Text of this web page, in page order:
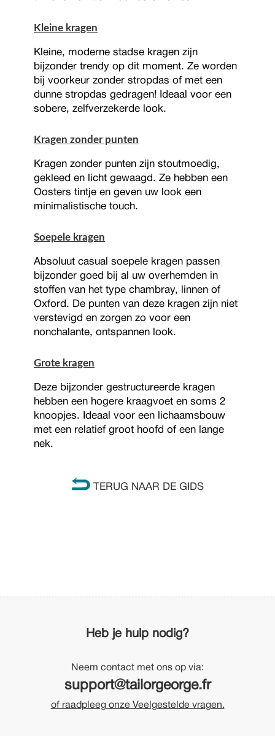
Kleine kragen
Kleine, moderne stadse kragen zijn
bijzonder trendy op dit moment. Ze worden
bij voorkeur zonder stropdas of met een
dunne stropdas gedragen! Ideaal voor een
sobere, zelfverzekerde look.
Kragen zonder punten
Kragen zonder punten zijn stoutmoedig,
gekleed en licht gewaagd. Ze hebben een
Oosters tintje en geven uw look een
minimalistische touch.
Soepele kragen
Absoluut casual soepele kragen passen
bijzonder goed bij al uw overhemden in
stoffen van het type chambray, linnen of
Oxford. De punten van deze kragen zijn niet
verstevigd en zorgen zo voor een
nonchalante, ontspannen look.
Grote kragen
Deze bijzonder gestructureerde kragen
hebben een hogere kraagvoet en soms 2
knoopjes. Ideaal voor een lichaamsbouw
met een relatief groot hoofd of een lange
nek.
TERUG NAAR DE GIDS
Heb je hulp nodig?
Neem contact met ons op via:
support@tailorgeorge.fr
of raadpleeg onze Veelgestelde vragen.